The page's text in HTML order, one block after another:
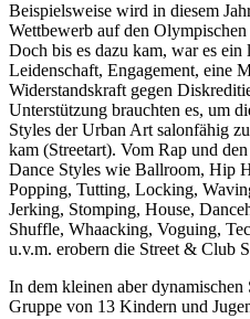
Beispielsweise wird in diesem
Wettbewerb auf den
Doch bis es dazu kam, war es
Leidenschaft, Engagement, eine
Widerstandskraft gegen
Unterstützung brauchten es, um
Styles der Urban Art salonfähig
kam (Streetart). Vom Rap und
Dance Styles wie Ballroom, Hip
Popping, Tutting, Locking,
Jerking, Stomping, House,
Shuffle, Whaacking, Voguing,
u.v.m. erobern die Street & Club
In dem kleinen aber dynamischen
Gruppe von 13 Kindern und